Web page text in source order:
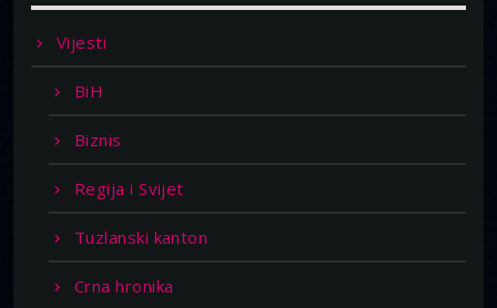
Vijesti
BiH
Biznis
Regija i Svijet
Tuzlanski kanton
Crna hronika